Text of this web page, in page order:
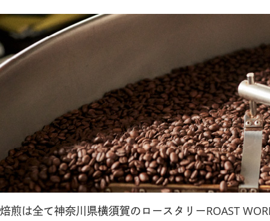
焙煎は全て神奈川県横須賀のロースタリーROAST